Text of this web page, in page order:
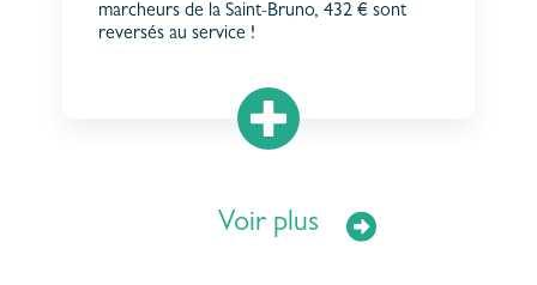
marcheurs de la Saint-Bruno, 432 € sont
reversés au service !
Voir plus